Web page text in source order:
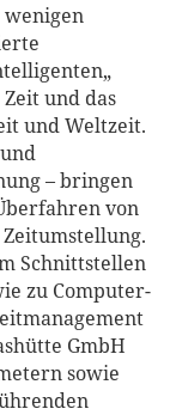
wenigen
und das
und Weltzeit.
– bringen
von
Schnittstellen
zu Computer-
GmbH
sowie